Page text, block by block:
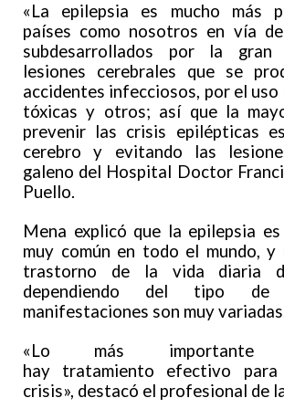
«La epilepsia es mucho más
países como nosotros en vía
subdesarrollados por la gran
lesiones cerebrales que se
accidentes infecciosos, por el uso
tóxicas y otros; así que la
prevenir las crisis epilépticas
cerebro y evitando las
galeno del Hospital Doctor
Puello.
Mena explicó que la epilepsia
muy común en todo el mundo, y
trastorno de la vida diaria
dependiendo del tipo
manifestaciones son muy
«Lo más
hay tratamiento efectivo
crisis», destacó el profesional de